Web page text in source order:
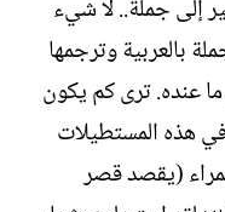
إلى جملة.. لا شيء
بالعربية وترجمها
عنده. ترى كم يكون
في هذه المستطيلات
(يقصد قصر